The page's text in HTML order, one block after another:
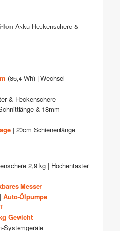
Ion Akku-Heckenschere &
(86,4 Wh) | Wechsel-
& Heckenschere
& 18mm
| 20cm Schienenlänge
2,9 kg | Hochentaster
Messer
|Auto-Ölpumpe
Gewicht
Systemgeräte